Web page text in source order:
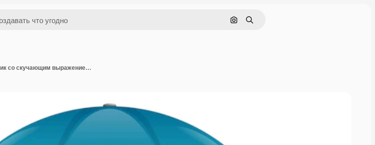
Поиск по изображению
Поиск
Симпатичный синий монстр, держащий зонтик со скучающим выражением лица